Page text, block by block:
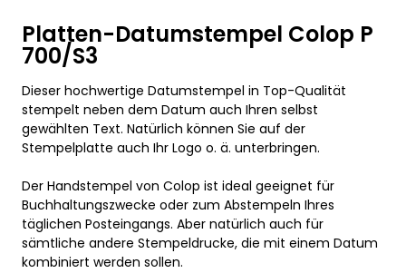
Platten-Datumstempel Colop P
700/S3
Dieser hochwertige Datumstempel in Top-Qualität
stempelt neben dem Datum auch Ihren selbst
gewählten Text. Natürlich können Sie auf der
Stempelplatte auch Ihr Logo o. ä. unterbringen.
Der Handstempel von Colop ist ideal geeignet für
Buchhaltungszwecke oder zum Abstempeln Ihres
täglichen Posteingangs. Aber natürlich auch für
sämtliche andere Stempeldrucke, die mit einem Datum
kombiniert werden sollen.